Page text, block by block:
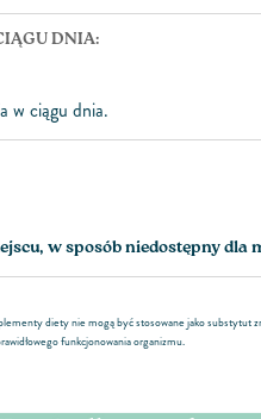
DNIA:
w ciągu dnia.
w sposób niedostępny dla
diety nie mogą być stosowane jako substytut
funkcjonowania organizmu.